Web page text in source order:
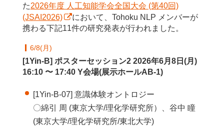
た2026年度 人工知能学会全国大会 (第40回)
(JSAI2026)
において、Tohoku NLP メンバーが
携わる下記11件の研究発表が行われました。
6/8(月)
[1Yin-B] ポスターセッション2 2026年6月8日(月)
16:10 〜 17:40 Y会場(展示ホールAB-1)
[1Yin-B-07] 意識体験オントロジー
〇綿引 周 (東京大学/理化学研究所）、谷中 瞳
(東京大学/理化学研究所/東北大学)